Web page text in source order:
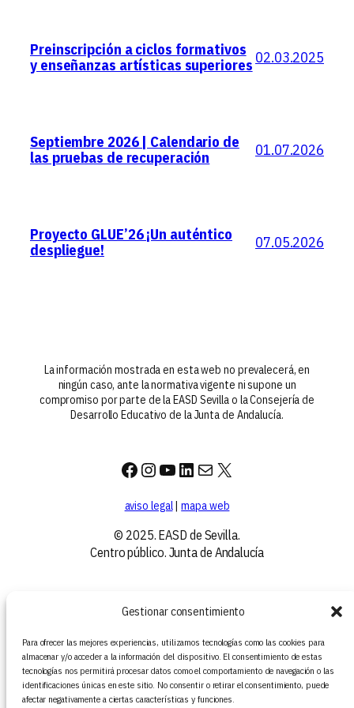
Gestionar consentimiento
Para ofrecer las mejores experiencias, utilizamos tecnologías como las cookies para
almacenar y/o acceder a la información del dispositivo. El consentimiento de estas
tecnologías nos permitirá procesar datos como el comportamiento de navegación o las
identificaciones únicas en este sitio. No consentir o retirar el consentimiento, puede
afectar negativamente a ciertas características y funciones.
Preinscripción a ciclos formativos
y enseñanzas artísticas superiores 02.03.2025
Septiembre 2026 | Calendario de
las pruebas de recuperación
01.07.2026
Proyecto GLUE’26 ¡Un auténtico
despliegue!
07.05.2026
La información mostrada en esta web no prevalecerá, en
ningún caso, ante la normativa vigente ni supone un
compromiso por parte de la EASD Sevilla o la Consejería de
Desarrollo Educativo de la Junta de Andalucía.
Facebook
Instagram
YouTube
LinkedIn
Correo electrónico
X
aviso legal|mapa web
© 2025. EASD de Sevilla.
Centro público. Junta de Andalucía